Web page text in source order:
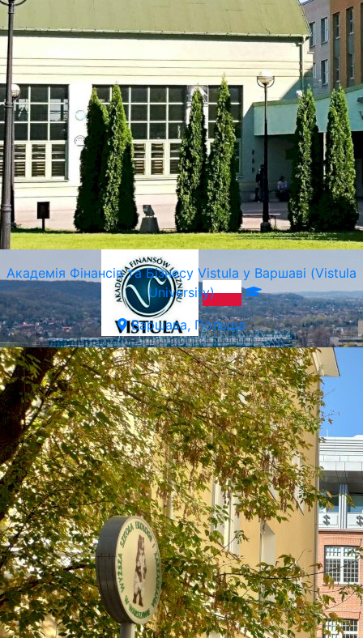
Суспільна Академія Наук в Кракові
Краків, Польща
Академія Фінансів та Бізнесу Vistula у Варшаві (Vistula
University)
Варшава, Польща